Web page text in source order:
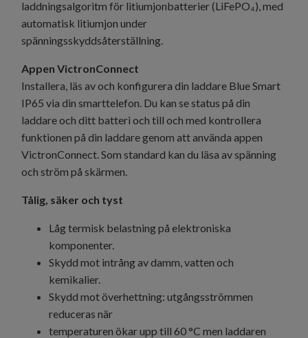
laddningsalgoritm för litiumjonbatterier (LiFePO₄), med
automatisk litiumjon under
spänningsskyddsåterställning.
Appen VictronConnect
Installera, läs av och konfigurera din laddare Blue Smart
IP65 via din smarttelefon. Du kan se status på din
laddare och ditt batteri och till och med kontrollera
funktionen på din laddare genom att använda appen
VictronConnect. Som standard kan du läsa av spänning
och ström på skärmen.
Tålig, säker och tyst
Låg termisk belastning på elektroniska
komponenter.
Skydd mot intrång av damm, vatten och
kemikalier.
Skydd mot överhettning: utgångsströmmen
reduceras när
temperaturen ökar upp till 60 °C men laddaren